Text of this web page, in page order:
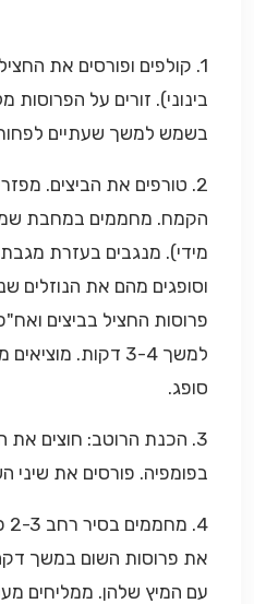
1. קולפים ופורסים את
בינוני). זורים על
בשמש למשך שעתיים
2. טורפים את הביצים.
הקמח. מחממים במחבת
מידי). מנגבים בעזרת
וסופגים מהם את הנוזלים
פרוסות החציל בביצים
למשך 3-4 דקות.
סופג.
3. הכנת הרוטב: חוצים את
בפומפיה. פורסים את שיני
את פרוסות השום במשך
עם המיץ שלהן. ממליחים